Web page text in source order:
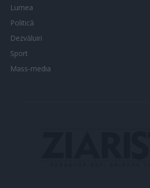
Lumea
Politică
Dezvăluiri
Sport
Mass-media